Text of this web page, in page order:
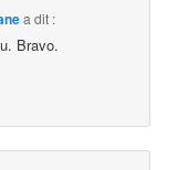
a dit :
Bravo.